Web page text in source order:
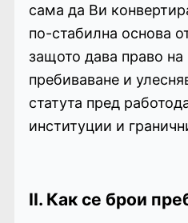
сама да Ви
по-стабилна основа
защото дава право на
пребиваване и
статута пред
институции и
II. Как се брои